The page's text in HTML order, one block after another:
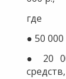
где
● 50
● 20
средств,